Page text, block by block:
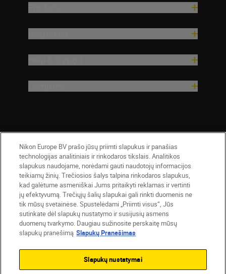
Lietuva Nikon Sites
Contact Us Privacy Notice
Terms of Use
Cookie Notice
Cookie Settings
© 2026 Nikon
Back to top
Nikon Europe BV prašo jūsų priimti slapukus ir panašias
technologijas analitiniais ir rinkodaros tikslais. Analitikos
slapukus naudojame, norėdami gauti naudotojų informacijos
teikiamų žinių. Trečiosios šalys talpina rinkodaros slapukus,
kad galėtume asmeniškai Jums pritaikyti reklamas ir vertinti
jų efektyvumą. Trečiųjų šalių slapukai gali rinkti duomenis ne
tik mūsų svetainėse. Spustelėdami „Priimti visus“, Jūs
sutinkate dėl slapukų nustatymo ir susijusių asmens
duomenų tvarkymo. Daugiau sužinosite perskaitę mūsų
slapukų pranešimą Slapukų Pranešimas
Slapukų nustatymai